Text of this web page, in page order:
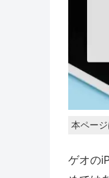
本ペー
ゲオの